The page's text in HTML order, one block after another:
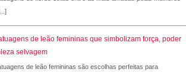
de leão femininas que simbolizam força, poder
selvagem
de leão femininas são escolhas perfeitas para